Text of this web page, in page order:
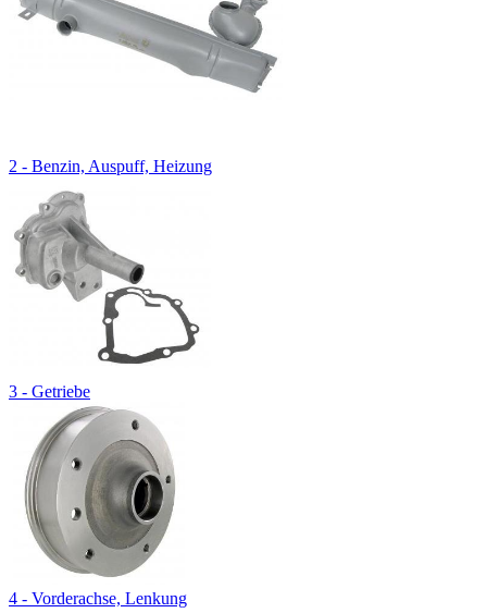
2 - Benzin, Auspuff, Heizung
3 - Getriebe
4 - Vorderachse, Lenkung